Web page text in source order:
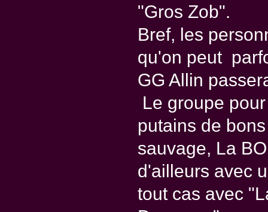
"Gros Zob".
Bref, les
qu'on peut
GG Allin
Le groupe
putains de
sauvage, La
d'ailleurs avec
tout cas avec